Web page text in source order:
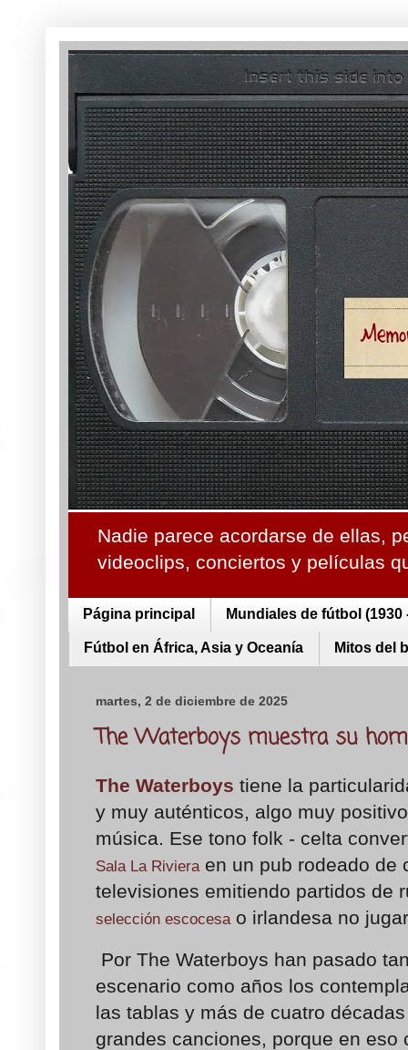
Nadie parece acordarse de ellas,
videoclips, conciertos y películas
Página principal Mundiales de fútbol (1930
Fútbol en África, Asia y Oceanía Mitos del
martes, 2 de diciembre de 2025
The Waterboys muestra su
The Waterboys tiene la
y muy auténticos, algo muy
música. Ese tono folk - celta
Sala La Riviera en un pub rodeado de
televisiones emitiendo partidos de
selección escocesa o irlandesa no
Por The Waterboys han pasado
escenario como años los
las tablas y más de cuatro
grandes canciones, porque en